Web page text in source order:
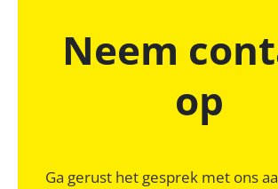
Neem
op
Ga gerust het gesprek met ons